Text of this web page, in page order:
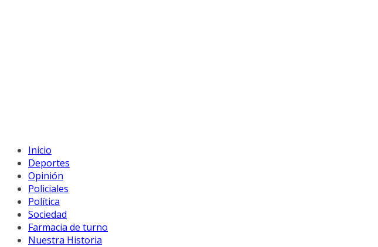
Inicio
Deportes
Opinión
Policiales
Política
Sociedad
Farmacia de turno
Nuestra Historia